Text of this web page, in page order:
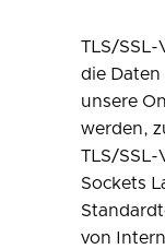
TLS/
die Daten
unsere
werden,
TLS/SSL-
Sockets
von